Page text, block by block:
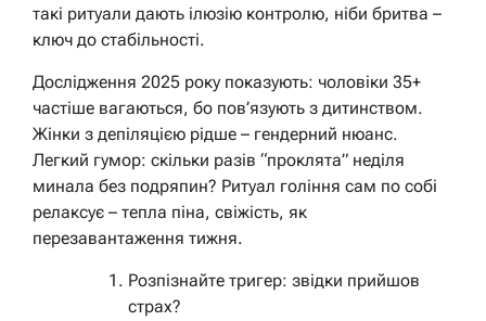
такі ритуали дають ілюзію контролю, ніби бритва –
ключ до стабільності.
Дослідження 2025 року показують: чоловіки 35+
частіше вагаються, бо пов’язують з дитинством.
Жінки з депіляцією рідше – гендерний нюанс.
Легкий гумор: скільки разів “проклята” неділя
минала без подряпин? Ритуал гоління сам по собі
релаксує – тепла піна, свіжість, як
перезавантаження тижня.
Розпізнайте тригер: звідки прийшов
страх?